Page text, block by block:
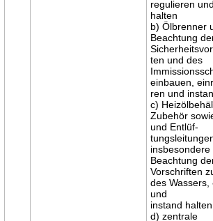
regulieren
halten
b) Ölbrenner
Beachtung
ten und des
einbauen,
ren und
c)
Zubehör
und Entlüf-
insbesondere
Beachtung
Vorschriften
des Wassers,
und
instand halten
d) zentrale